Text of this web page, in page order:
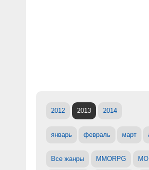
2012 2013 2014
январь февраль март
Все жанры MMORPG